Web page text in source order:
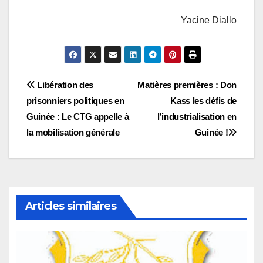
Yacine Diallo
Navigation
de
l’article
Matières premières : Don
Kass les défis de
l’industrialisation en
Guinée !
Libération des
prisonniers politiques en
Guinée : Le CTG appelle à
la mobilisation générale
Articles similaires